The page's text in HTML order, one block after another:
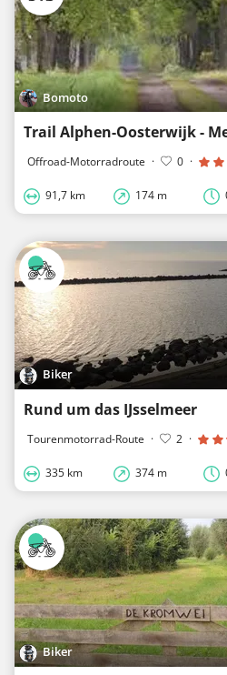
Bomoto
Trail Alphen-Oosterwijk -
Offroad-Motorradroute · 0 ·
91,7 km 174 m
Biker
Rund um das IJsselmeer
Tourenmotorrad-Route · 2 ·
335 km 374 m
Biker